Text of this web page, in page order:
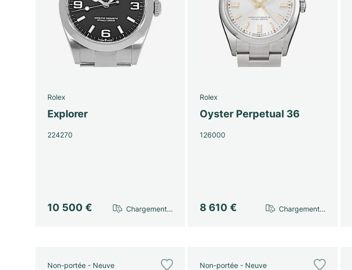
Rolex
Explorer
224270
10 500 € Chargement…
Rolex
Oyster Perpetual 36
126000
8 610 € Chargement…
Non-portée - Neuve Non-portée - Neuve